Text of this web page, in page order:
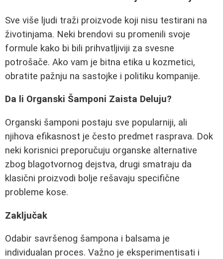
Sve više ljudi traži proizvode koji nisu testirani na
životinjama. Neki brendovi su promenili svoje
formule kako bi bili prihvatljiviji za svesne
potrošače. Ako vam je bitna etika u kozmetici,
obratite pažnju na sastojke i politiku kompanije.
Da li Organski Šamponi Zaista Deluju?
Organski šamponi postaju sve popularniji, ali
njihova efikasnost je često predmet rasprava. Dok
neki korisnici preporučuju organske alternative
zbog blagotvornog dejstva, drugi smatraju da
klasični proizvodi bolje rešavaju specifične
probleme kose.
Zaključak
Odabir savršenog šampona i balsama je
individualan proces. Važno je eksperimentisati i